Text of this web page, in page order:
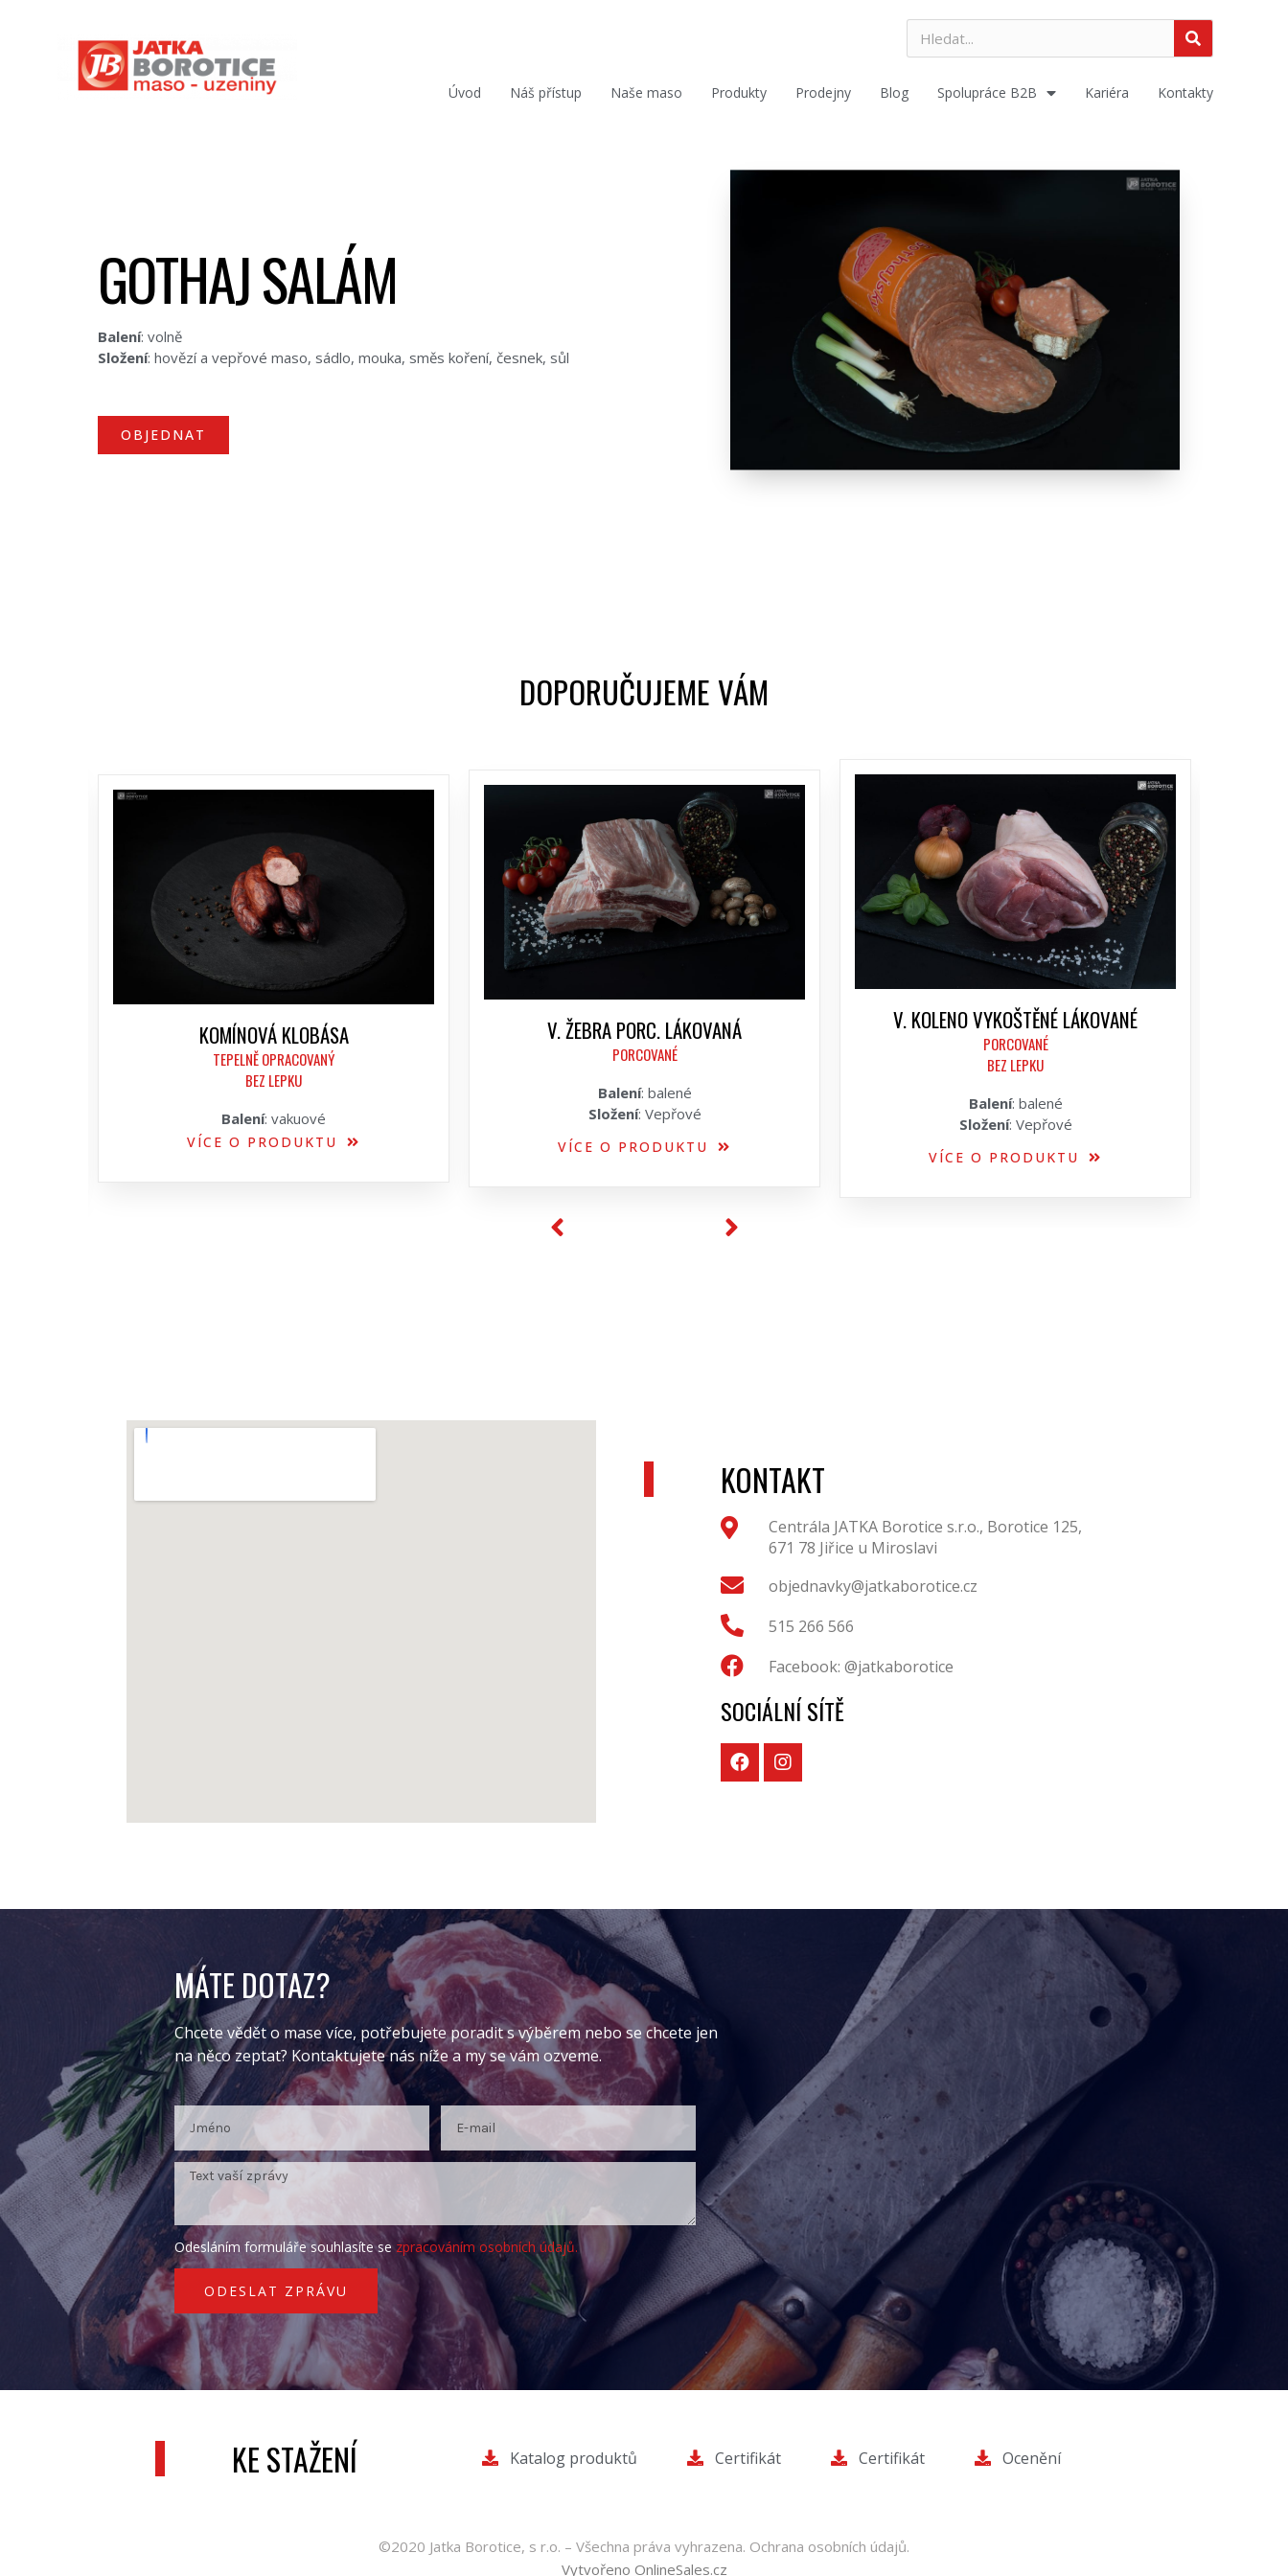
Úvod Náš přístup Naše maso Produkty Prodejny Blog Spolupráce B2B Kariéra Kontakty
GOTHAJ SALÁM
Balení: volně
Složení: hovězí a vepřové maso, sádlo, mouka, směs koření, česnek, sůl
OBJEDNAT
DOPORUČUJEME VÁM
KOMÍNOVÁ KLOBÁSA
TEPELNĚ OPRACOVANÝ
BEZ LEPKU
Balení: vakuové
VÍCE O PRODUKTU
V. ŽEBRA PORC. LÁKOVANÁ
PORCOVANÉ
Balení: balené
Složení: Vepřové
VÍCE O PRODUKTU
V. KOLENO VYKOŠTĚNÉ LÁKOVANÉ
PORCOVANÉ
BEZ LEPKU
Balení: balené
Složení: Vepřové
VÍCE O PRODUKTU
KONTAKT
Centrála JATKA Borotice s.r.o., Borotice 125,
671 78 Jiřice u Miroslavi
objednavky@jatkaborotice.cz
515 266 566
Facebook: @jatkaborotice
SOCIÁLNÍ SÍTĚ
MÁTE DOTAZ?
Chcete vědět o mase více, potřebujete poradit s výběrem nebo se chcete jen
na něco zeptat? Kontaktujete nás níže a my se vám ozveme.
Odesláním formuláře souhlasíte se zpracováním osobních údajů.
ODESLAT ZPRÁVU
KE STAŽENÍ Katalog produktů Certifikát Certifikát Ocenění
©2020 Jatka Borotice, s r.o. – Všechna práva vyhrazena. Ochrana osobních údajů.
Vytvořeno OnlineSales.cz